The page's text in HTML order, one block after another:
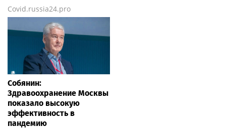
Covid.russia24.pro
Собянин:
Здравоохранение Москвы
показало высокую
эффективность в
пандемию